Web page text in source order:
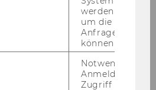
un­ter­su­
und künst­li­cher In­tel­li­
wel­chen Um­stän­den Ver­
mit Al­go­rith­men und
werden.
um die Antwort
Anfrage
können.
Notwendig für
Anmeldung und
Zugriff auf